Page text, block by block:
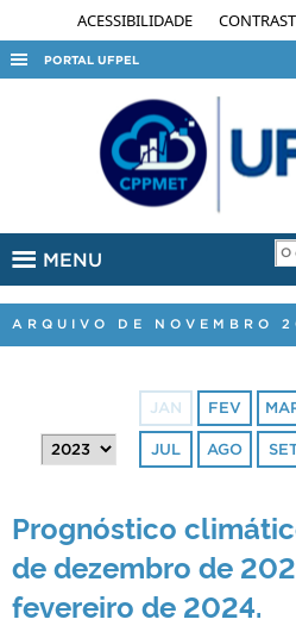
ACESSIBILIDADE
PORTAL UFPEL
ACESSO À INFORMAÇÃO
AUDITORIA
EDITAIS
INTERNACIONAL
MENU
ARQUIVO DE NOVEMBRO
JAN FEV
JUL AGO
Prognóstico
de dezembro de
fevereiro de 2024.